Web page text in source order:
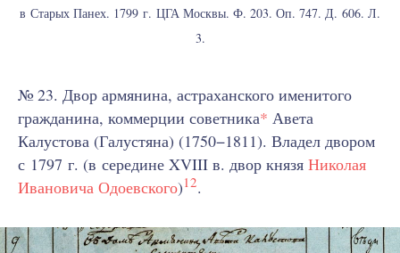
в Старых Панех. 1799 г. ЦГА Москвы. Ф. 203. Оп. 747. Д. 606. Л.
3.
№ 23. Двор армянина, астраханского именитого
гражданина, коммерции советника* Авета
Калустова (Галустяна) (1750−1811). Владел двором
с 1797 г. (в середине XVIII в. двор князя Николая
Ивановича Одоевского)12.